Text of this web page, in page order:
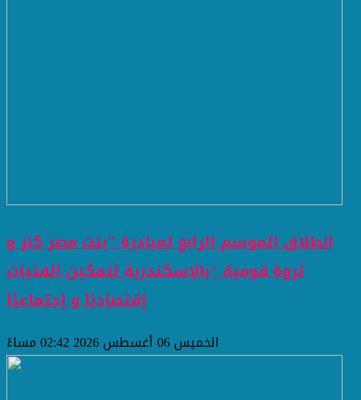
انطلاق الموسم الرابع لمبادرة "بنت مصر كنز و
ثروة قومية "بالإسكندرية لتمكين الفتيات
إقتصاديًا و إجتماعيًا
الخميس 06 أغسطس 2026 02:42 مساءً